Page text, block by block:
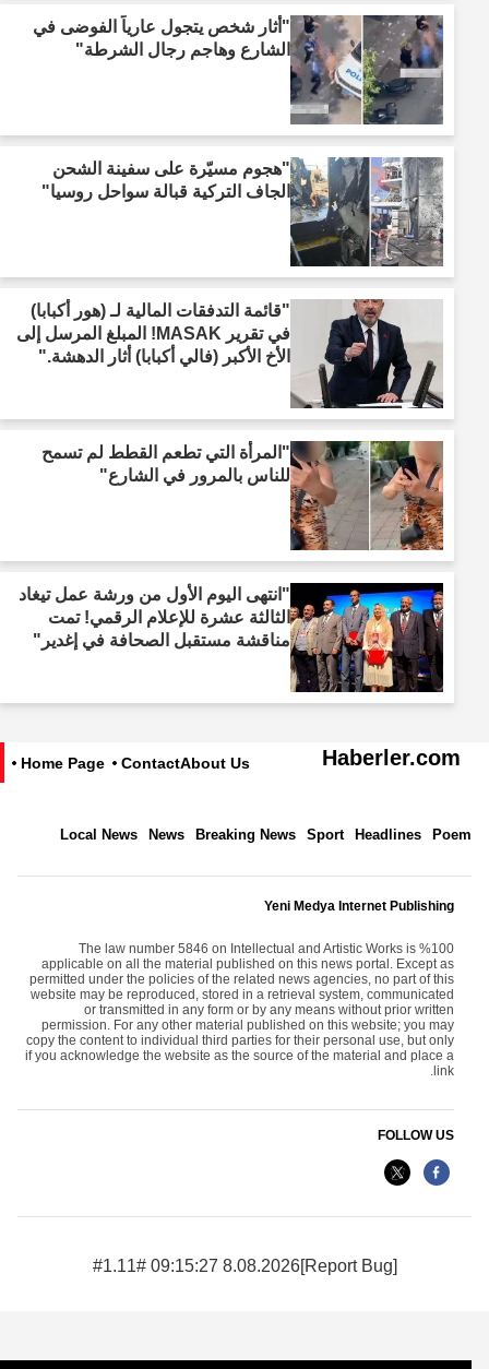
"أثار شخص يتجول عارياً الفوضى في
الشارع وهاجم رجال الشرطة"
"هجوم مسيّرة على سفينة الشحن
الجاف التركية قبالة سواحل روسيا"
"قائمة التدفقات المالية لـ (هور أكبابا)
في تقرير MASAK! المبلغ المرسل إلى
الأخ الأكبر (فالي أكبابا) أثار الدهشة."
"المرأة التي تطعم القطط لم تسمح
للناس بالمرور في الشارع"
"انتهى اليوم الأول من ورشة عمل تيغاد
الثالثة عشرة للإعلام الرقمي! تمت
مناقشة مستقبل الصحافة في إغدير"
Haberler.com
About Us
Contact
Home Page
Poem
Headlines
Sport
Breaking News
News
Local News
Yeni Medya Internet Publishing
The law number 5846 on Intellectual and Artistic Works is %100
applicable on all the material published on this news portal. Except as
permitted under the policies of the related news agencies, no part of this
website may be reproduced, stored in a retrieval system, communicated
or transmitted in any form or by any means without prior written
permission. For any other material published on this website; you may
copy the content to individual third parties for their personal use, but only
if you acknowledge the website as the source of the material and place a
link.
FOLLOW US
8.08.2026 09:15:27 #1.11#